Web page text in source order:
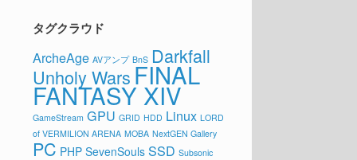
タグクラウド
ArcheAge AVアンプ BnS Darkfall
Unholy WarsFINAL
FANTASY XIV
GameStream GPU GRID HDD Linux LORD
of VERMILION ARENA MOBA NextGEN Gallery
PC PHP SevenSouls SSD Subsonic